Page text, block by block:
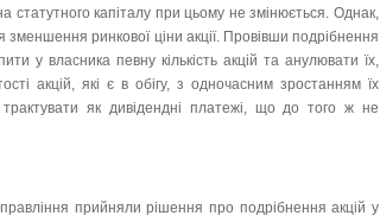
статутного капіталу при цьому не змінюється. Однак,
зменшення ринкової ціни акції. Провівши подрібнення
у власника певну кількість акцій та анулювати їх,
акцій, які є в обігу, з одночасним зростанням їх
як дивідендні платежі, що до того ж не
прийняли рішення про подрібнення акцій у